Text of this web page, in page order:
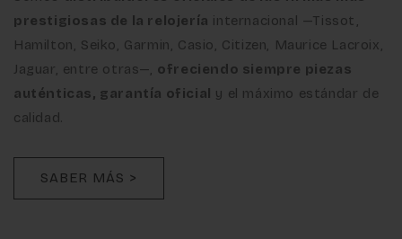
prestigiosas de la relojería internacional —Tissot,
Hamilton, Seiko, Garmin, Casio, Citizen, Maurice Lacroix,
Jaguar, entre otras—, ofreciendo siempre piezas
auténticas, garantía oficial y el máximo estándar de
calidad.
SABER MÁS >